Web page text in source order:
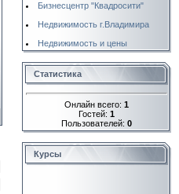
Бизнесцентр "Квадросити"
Недвижимость г.Владимира
Недвижимость и цены
Статистика
Онлайн всего: 1
Гостей: 1
Пользователей: 0
Курсы